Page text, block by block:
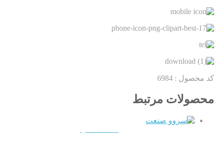
کد محصول : 6984
محصولات مرتبط